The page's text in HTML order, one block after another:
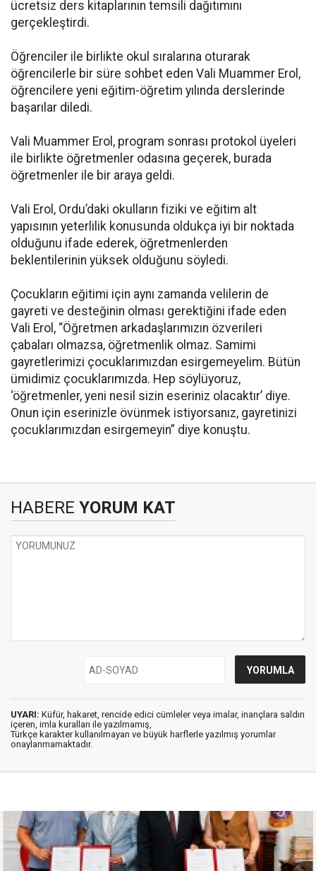
ücretsiz ders kitaplarının temsili dağıtımını
gerçekleştirdi.
Öğrenciler ile birlikte okul sıralarına oturarak
öğrencilerle bir süre sohbet eden Vali Muammer Erol,
öğrencilere yeni eğitim-öğretim yılında derslerinde
başarılar diledi.
Vali Muammer Erol, program sonrası protokol üyeleri
ile birlikte öğretmenler odasına geçerek, burada
öğretmenler ile bir araya geldi.
Vali Erol, Ordu’daki okulların fiziki ve eğitim alt
yapısının yeterlilik konusunda oldukça iyi bir noktada
olduğunu ifade ederek, öğretmenlerden
beklentilerinin yüksek olduğunu söyledi.
Çocukların eğitimi için aynı zamanda velilerin de
gayreti ve desteğinin olması gerektiğini ifade eden
Vali Erol, “Öğretmen arkadaşlarımızın özverileri
çabaları olmazsa, öğretmenlik olmaz. Samimi
gayretlerimizi çocuklarımızdan esirgemeyelim. Bütün
ümidimiz çocuklarımızda. Hep söylüyoruz,
‘öğretmenler, yeni nesil sizin eseriniz olacaktır’ diye.
Onun için eserinizle övünmek istiyorsanız, gayretinizi
çocuklarımızdan esirgemeyin” diye konuştu.
HABERE YORUM KAT
UYARI: Küfür, hakaret, rencide edici cümleler veya imalar, inançlara saldırı
içeren, imla kuralları ile yazılmamış,
Türkçe karakter kullanılmayan ve büyük harflerle yazılmış yorumlar
onaylanmamaktadır.